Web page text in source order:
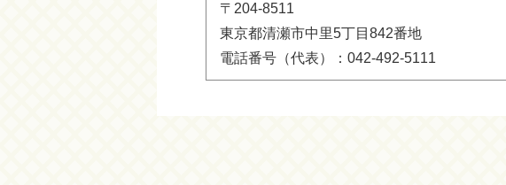
〒204-8511
東京都清瀬市中里5丁目842番地
電話番号（代表）：042-492-5111